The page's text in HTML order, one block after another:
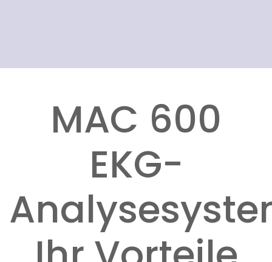
MAC 600
EKG-